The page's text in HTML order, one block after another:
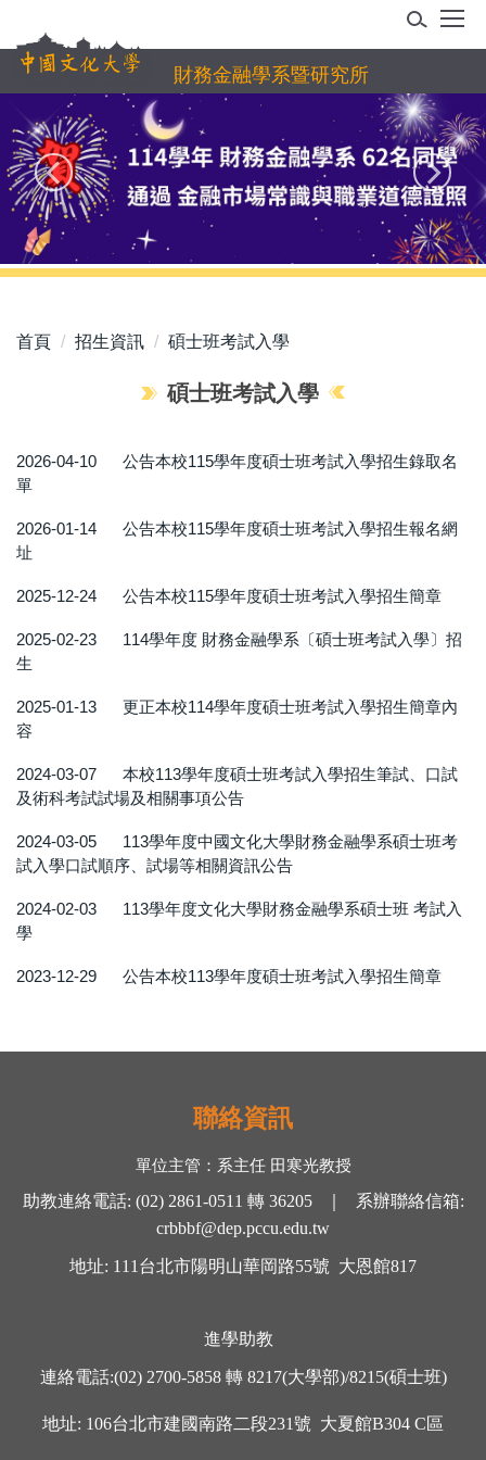
到
主
要
內
容
區
財務金融學系暨研究所
首頁 招生資訊 碩士班考試入學
碩士班考試入學
2026-04-10
公告本校115學年度碩士班考試入學招生錄取名
單
2026-01-14
公告本校115學年度碩士班考試入學招生報名網
址
2025-12-24 公告本校115學年度碩士班考試入學招生簡章
2025-02-23
114學年度 財務金融學系〔碩士班考試入學〕招
生
2025-01-13
更正本校114學年度碩士班考試入學招生簡章內
容
2024-03-07
本校113學年度碩士班考試入學招生筆試、口試
及術科考試試場及相關事項公告
2024-03-05
113學年度中國文化大學財務金融學系碩士班考
試入學口試順序、試場等相關資訊公告
2024-02-03
113學年度文化大學財務金融學系碩士班 考試入
學
2023-12-29 公告本校113學年度碩士班考試入學招生簡章
聯絡資訊
單位主管： 系主任 田寒光教授
助教連絡電話: (02) 2861-0511 轉36205 ｜ 系辦聯絡信箱:
crbbbf@dep.pccu.edu.tw
地址: 111 台北市陽明山華岡路55號 大恩館817
進學助教
連絡電話:(02) 2700-5858 轉 8217(大學部)/8215(碩士班)
地址: 106台北市建國南路二段231號 大夏館B304 C區